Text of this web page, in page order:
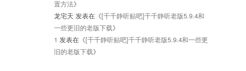
置方法》
龙宅天 发表在《[千千静听贴吧]千千静听老版5.9.4和
一些更旧的老版下载》
1 发表在《[千千静听贴吧]千千静听老版5.9.4和一些更
旧的老版下载》